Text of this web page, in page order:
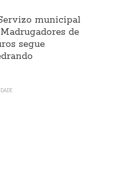
municipal
de
segue